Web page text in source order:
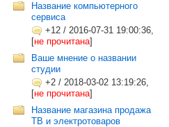
Название компьютерного
сервиса
+12 / 2016-07-31 19:00:36,
[не прочитана]
Ваше мнение о названии
студии
+2 / 2018-03-02 13:19:26,
[не прочитана]
Название магазина продажа
ТВ и электротоваров